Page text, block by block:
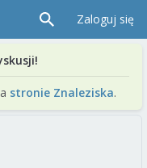
Zaloguj się
stronie Znaleziska.